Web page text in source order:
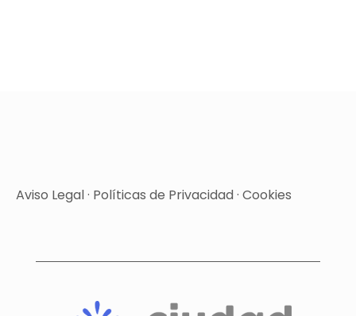
Aviso Legal· Políticas de Privacidad· Cookies